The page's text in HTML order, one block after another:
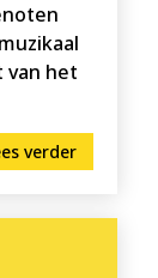
van het
verder